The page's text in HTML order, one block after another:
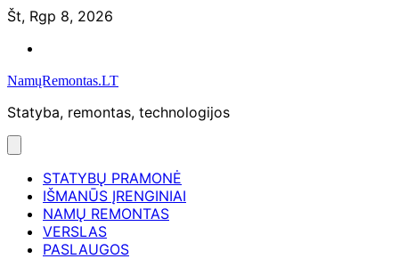
Skip
content
Št, Rgp 8, 2026
NamųRemontas.LT
Statyba, remontas, technologijos
STATYBŲ PRAMONĖ
IŠMANŪS ĮRENGINIAI
NAMŲ REMONTAS
VERSLAS
PASLAUGOS